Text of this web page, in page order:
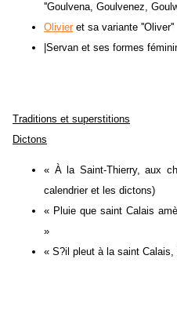
''Goulvena, Goulvenez,
Olivier et sa variante ''Oliver''
|Servan et ses formes
Traditions et superstitions
Dictons
« À la Saint-Thierry, aux
calendrier et les dictons)
« Pluie que saint Calais
»
« S?il pleut à la saint